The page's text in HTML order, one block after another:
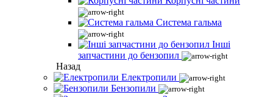
Система гальма
Інші
запчастини до бензопил
Назад
Електропили
Бензопили